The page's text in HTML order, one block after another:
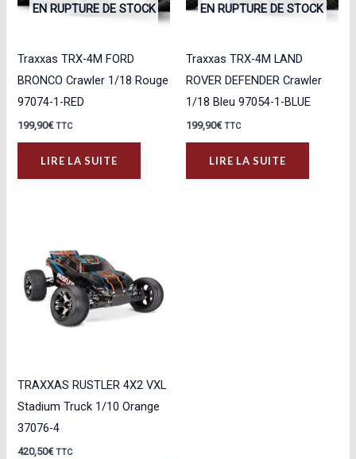
EN RUPTURE DE STOCK
Traxxas TRX-4M FORD
BRONCO Crawler 1/18 Rouge
97074-1-RED
199,90€ TTC
LIRE LA SUITE
EN RUPTURE DE STOCK
Traxxas TRX-4M LAND
ROVER DEFENDER Crawler
1/18 Bleu 97054-1-BLUE
199,90€ TTC
LIRE LA SUITE
TRAXXAS RUSTLER 4X2 VXL
Stadium Truck 1/10 Orange
37076-4
420,50€ TTC